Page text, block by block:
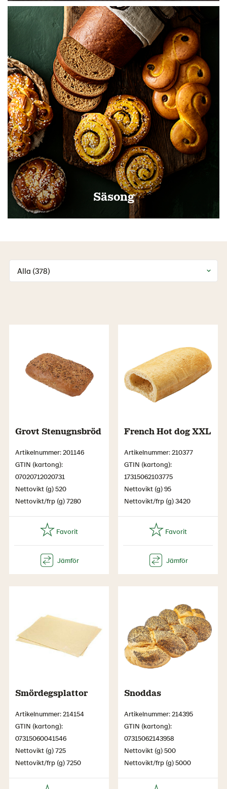
Säsong
Alla (378)
Grovt Stenugnsbröd
Artikelnummer: 201146
GTIN (kartong):
07020712020731
Nettovikt (g) 520
Nettovikt/frp (g) 7280
French Hot dog XXL
Artikelnummer: 210377
GTIN (kartong):
17315062103775
Nettovikt (g) 95
Nettovikt/frp (g) 3420
Smördegsplattor
Artikelnummer: 214154
GTIN (kartong):
07315060041546
Nettovikt (g) 725
Nettovikt/frp (g) 7250
Snoddas
Artikelnummer: 214395
GTIN (kartong):
07315062143958
Nettovikt (g) 500
Nettovikt/frp (g) 5000